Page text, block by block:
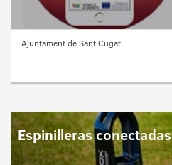
Ajuntament de Sant Cugat
Espinilleras